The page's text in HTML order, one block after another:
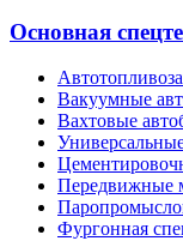
Основная
Вакуумные
Вахтовые
Передвижные
Фургонная